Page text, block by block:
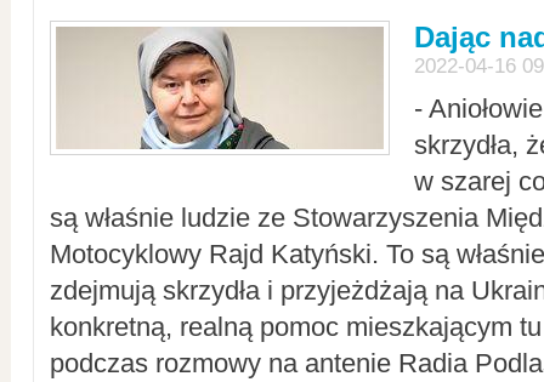
Dając
2022-04-16
-
skrzydła,
w szarej
są właśnie ludzie ze Stowarzyszenia
Motocyklowy Rajd Katyński. To są
zdejmują skrzydła i przyjeżdżają na
konkretną, realną pomoc mieszkającym
podczas rozmowy na antenie Radia